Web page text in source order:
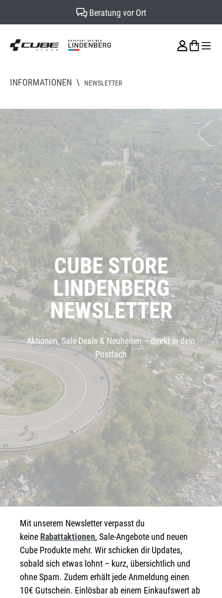
Beratung vor Ort
INFORMATIONEN \ NEWSLETTER
CUBE STORE
LINDENBERG
NEWSLETTER
Aktionen, Sale-Deals & Neuheiten – direkt in dein
Postfach
Mit unserem Newsletter verpasst du
keine Rabattaktionen, Sale-Angebote und neuen
Cube Produkte mehr. Wir schicken dir Updates,
sobald sich etwas lohnt – kurz, übersichtlich und
ohne Spam. Zudem erhält jede Anmeldung einen
10€ Gutschein. Einlösbar ab einem Einkaufswert ab